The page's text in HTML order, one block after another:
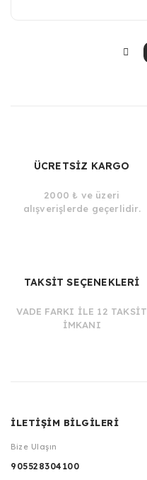
ÜCRETSİZ KARGO
2000 ₺ ve üzeri
alışverişlerde geçerlidir.
TAKSİT SEÇENEKLERİ
VADE FARKI İLE 12 TAKSİT
İMKANI
İLETİŞİM BİLGİLERİ
Bize Ulaşın
905528304100